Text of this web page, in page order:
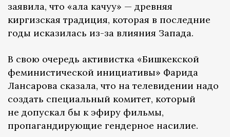
заявила, что «ала качуу» — древняя
киргизская традиция, которая в последние
годы исказилась из-за влияния Запада.
В свою очередь активистка «Бишкекской
феминистической инициативы» Фарида
Лансарова сказала, что на телевидении надо
создать специальный комитет, который
не допускал бы к эфиру фильмы,
пропагандирующие гендерное насилие.